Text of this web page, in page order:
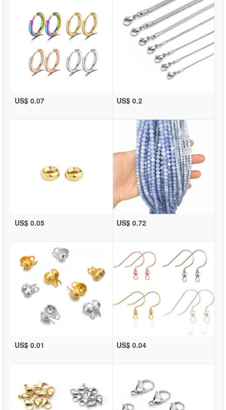
US$ 0.07 US$ 0.2
US$ 0.05 US$ 0.72
US$ 0.01 US$ 0.04